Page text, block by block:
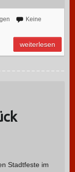
Keine
weiterlesen
Stadtfeste im